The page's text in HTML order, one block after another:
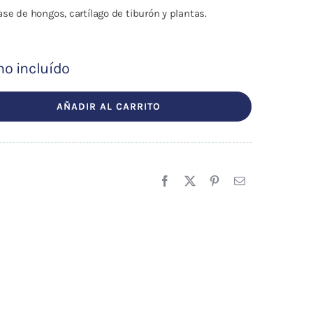
de hongos, cartílago de tiburón y plantas.
incluído
AÑADIR AL CARRITO